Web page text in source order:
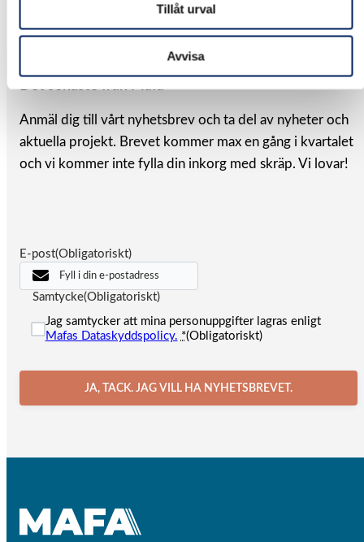
Tillåt urval
Avvisa
Det senaste från Mafa
Anmäl dig till vårt nyhetsbrev och ta del av nyheter och
aktuella projekt. Brevet kommer max en gång i kvartalet
och vi kommer inte fylla din inkorg med skräp. Vi lovar!
E-post(Obligatoriskt)
Samtycke(Obligatoriskt)
Jag samtycker att mina personuppgifter lagras enligt
Mafas Dataskyddspolicy. *(Obligatoriskt)
JA, TACK. JAG VILL HA NYHETSBREVET.